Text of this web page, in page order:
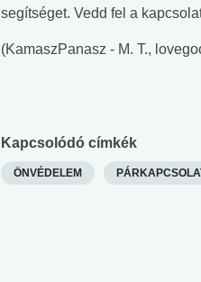
segítséget. Vedd fel a
(KamaszPanasz - M. T.,
Kapcsolódó címkék
ÖNVÉDELEM